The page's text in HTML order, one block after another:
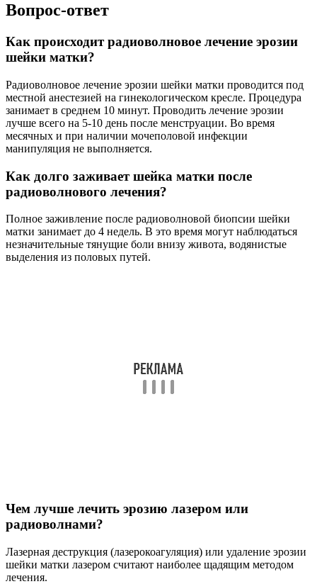
Вопрос-ответ
Как происходит радиоволновое лечение эрозии
шейки матки?
Радиоволновое лечение эрозии шейки матки проводится под
местной анестезией на гинекологическом кресле. Процедура
занимает в среднем 10 минут. Проводить лечение эрозии
лучше всего на 5-10 день после менструации. Во время
месячных и при наличии мочеполовой инфекции
манипуляция не выполняется.
Как долго заживает шейка матки после
радиоволнового лечения?
Полное заживление после радиоволновой биопсии шейки
матки занимает до 4 недель. В это время могут наблюдаться
незначительные тянущие боли внизу живота, водянистые
выделения из половых путей.
Чем лучше лечить эрозию лазером или
радиоволнами?
Лазерная деструкция (лазерокоагуляция) или удаление эрозии
шейки матки лазером считают наиболее щадящим методом
лечения.